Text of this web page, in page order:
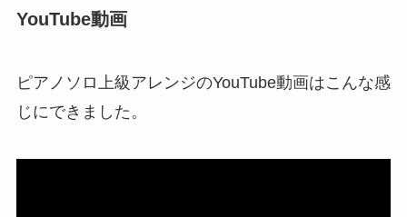
YouTube動画
ピアノソロ上級アレンジのYouTube動画はこんな感
じにできました。